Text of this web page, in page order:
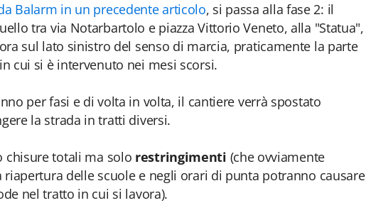
Balarm in un precedente articolo, si passa alla fase 2: il
tra via Notarbartolo e piazza Vittorio Veneto, alla "Statua",
sul lato sinistro del senso di marcia, praticamente la parte
cui si è intervenuto nei mesi scorsi.
per fasi e di volta in volta, il cantiere verrà spostato
la strada in tratti diversi.
chisure totali ma solo restringimenti (che ovviamente
delle scuole e negli orari di punta potranno causare
nel tratto in cui si lavora).